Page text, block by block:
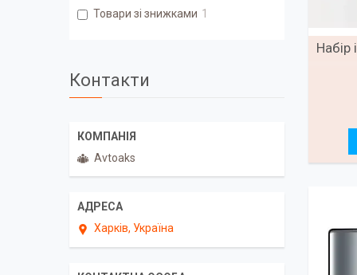
Набір
Товари зі знижками 1
Контакти
Avtoaks
Харків, Україна